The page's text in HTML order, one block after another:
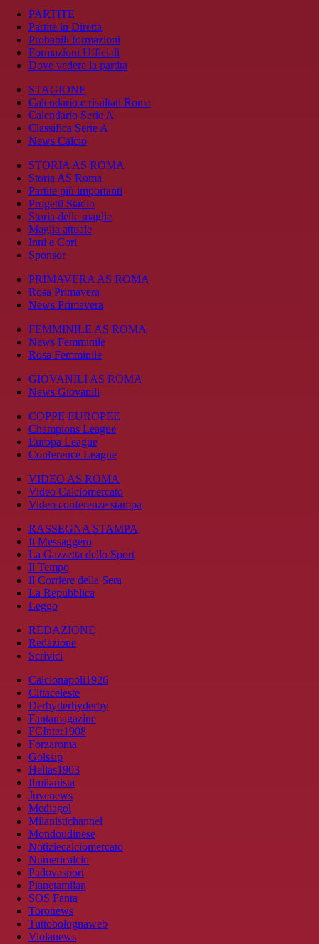
PARTITE
Partite in Diretta
Probabili formazioni
Formazioni Ufficiali
Dove vedere la partita
STAGIONE
Calendario e risultati Roma
Calendario Serie A
Classifica Serie A
News Calcio
STORIA AS ROMA
Storia AS Roma
Partite più importanti
Progetti Stadio
Storia delle maglie
Maglia attuale
Inni e Cori
Sponsor
PRIMAVERA AS ROMA
Rosa Primavera
News Primavera
FEMMINILE AS ROMA
News Femminile
Rosa Femminile
GIOVANILI AS ROMA
News Giovanili
COPPE EUROPEE
Champions League
Europa League
Conference League
VIDEO AS ROMA
Video Calciomercato
Video conferenze stampa
RASSEGNA STAMPA
Il Messaggero
La Gazzetta dello Sport
Il Tempo
Il Corriere della Sera
La Repubblica
Leggo
REDAZIONE
Redazione
Scrivici
Calcionapoli1926
Cittaceleste
Derbyderbyderby
Fantamagazine
FCInter1908
Forzaroma
Golssip
Hellas1903
Ilmilanista
Juvenews
Mediagol
Milanistichannel
Mondoudinese
Notiziecalciomercato
Numericalcio
Padovasport
Pianetamilan
SOS Fanta
Toronews
Tuttobolognaweb
Violanews